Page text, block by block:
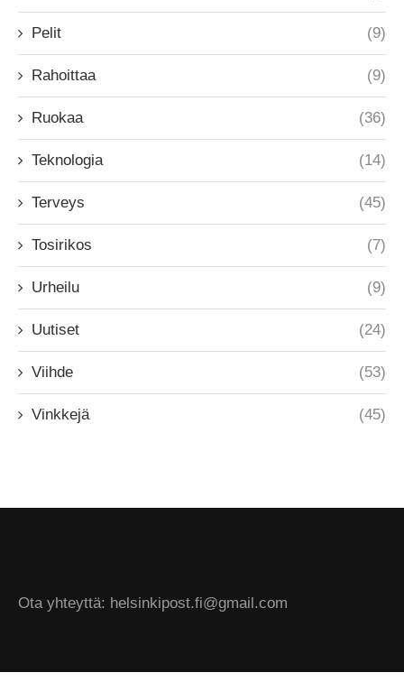
Pelit (9)
Rahoittaa (9)
Ruokaa (36)
Teknologia (14)
Terveys (45)
Tosirikos (7)
Urheilu (9)
Uutiset (24)
Viihde (53)
Vinkkejä (45)
Ota yhteyttä: helsinkipost.fi@gmail.com